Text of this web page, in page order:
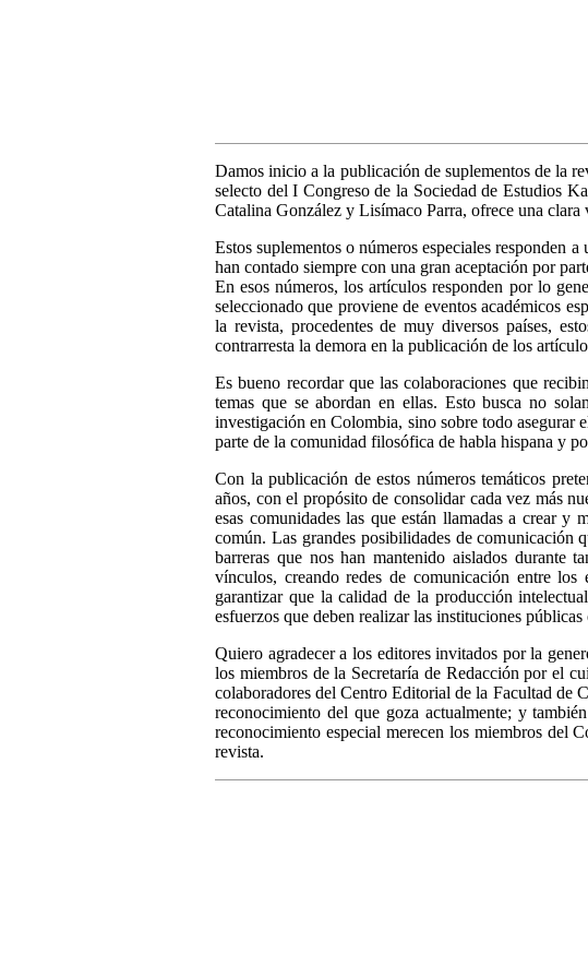
Damos inicio a la publicación de suplementos de la
selecto del I Congreso de la Sociedad de Estudios
Catalina González y Lisímaco Parra, ofrece una clara
Estos suplementos o números especiales responden
han contado siempre con una gran aceptación por
En esos números, los artículos responden por lo
seleccionado que proviene de eventos académicos
la revista, procedentes de muy diversos países,
contrarresta la demora en la publicación de los
Es bueno recordar que las colaboraciones que
temas que se abordan en ellas. Esto busca no
investigación en Colombia, sino sobre todo
parte de la comunidad filosófica de habla hispana y
Con la publicación de estos números temáticos
años, con el propósito de consolidar cada vez más
esas comunidades las que están llamadas a crear y
común. Las grandes posibilidades de comunicación
barreras que nos han mantenido aislados durante
vínculos, creando redes de comunicación entre
garantizar que la calidad de la producción
esfuerzos que deben realizar las instituciones públicas
Quiero agradecer a los editores invitados por la
los miembros de la Secretaría de Redacción por el
colaboradores del Centro Editorial de la Facultad de
reconocimiento del que goza actualmente; y
reconocimiento especial merecen los miembros del
revista.